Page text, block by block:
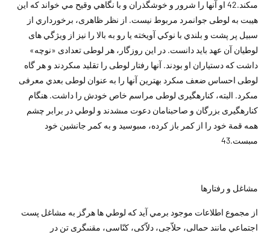
مى‏كند.42 او آنها را شرور و خوشگذران و با نگاهي وقيح مي خواند که اين
هيبت به لوطى جوانمرد مربوط نيست. از نظر ظاهرى، برخورداري از
سبيل پر پشت و بلندي با نوكي آويخته يا رو به بالا را نيز از ويژگي هاى
لوطيان آن عهد بايد دانست. در اين روزگار، هر لوطى تعدادى «نوچه»
داشت كه دستياران او بودند. آنها رفتار لوطى را تقليد مى‏كردند و هر گاه
لوطى احساس ضعف مى‏كرد بهترين آنها را به عنوان لوطى بعدي معرفى
مى‏كرد. البته، كناره‏گيرى لوطى مراسم خاص خودش را داشت. هنگام
كناره‏گيرى بزرگان و صاحب‏نامان دعوت مى‏شدند و لوطي در برابر چشم
همه قمة خود را از كمر باز كرده، مى‏بوسيد و به كمر جانشين خود
مى‏بست.43
مشاغل و رفتارها
از مجموع اطلاعات موجود برمي آيد که لوطي ها هرگز به مشاغل پست
اجتماعي مانند حمالى، حلاّجى، دلاّكى، كنّاسى، مقنى‏گرى تن در